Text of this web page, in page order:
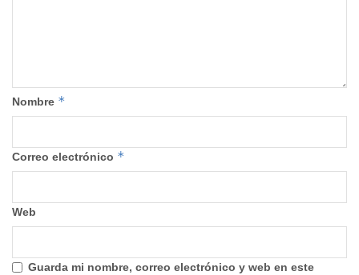
Nombre *
Correo electrónico *
Web
Guarda mi nombre, correo electrónico y web en este